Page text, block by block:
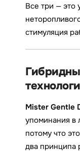
Все три — это
стимуляция
Mister Gentle
упоминания в
потому что
два принципа